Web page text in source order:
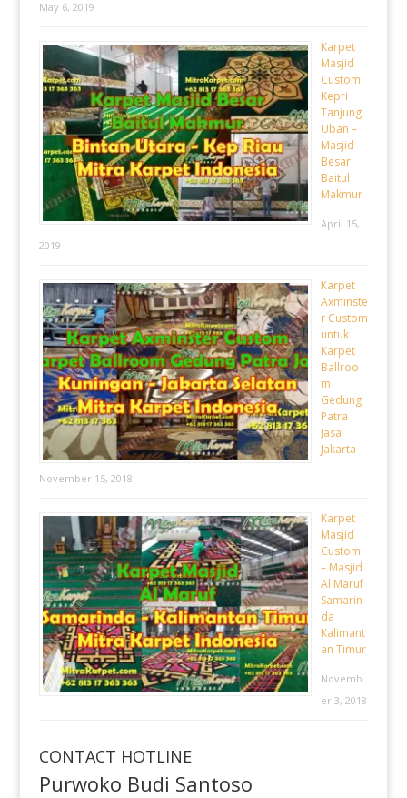
May 6, 2019
Karpet
Masjid
Custom
Kepri
Tanjung
Uban –
Masjid
Besar
Baitul
Makmur
April 15,
2019
Karpet
Axminste
r Custom
untuk
Karpet
Ballroo
m
Gedung
Patra
Jasa
Jakarta
November 15, 2018
Karpet
Masjid
Custom
– Masjid
Al Maruf
Samarin
da
Kalimant
an Timur
Novemb
er 3, 2018
CONTACT HOTLINE
Purwoko Budi Santoso